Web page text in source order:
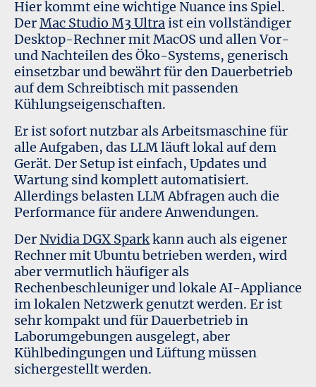
Hier kommt eine wichtige Nuance ins Spiel.
DerMac Studio M3 Ultraist ein vollständiger
Desktop-Rechner mit MacOS und allen Vor-
und Nachteilen des Öko-Systems, generisch
einsetzbar und bewährt für den Dauerbetrieb
auf dem Schreibtisch mit passenden
Kühlungseigenschaften.
Er ist sofort nutzbar als Arbeitsmaschine für
alle Aufgaben, das LLM läuft lokal auf dem
Gerät. Der Setup ist einfach, Updates und
Wartung sind komplett automatisiert.
Allerdings belasten LLM Abfragen auch die
Performance für andere Anwendungen.
Der Nvidia DGX Sparkkann auch als eigener
Rechner mit Ubuntu betrieben werden, wird
aber vermutlich häufiger als
Rechenbeschleuniger und lokale AI-Appliance
im lokalen Netzwerk genutzt werden. Er ist
sehr kompakt und für Dauerbetrieb in
Laborumgebungen ausgelegt, aber
Kühlbedingungen und Lüftung müssen
sichergestellt werden.